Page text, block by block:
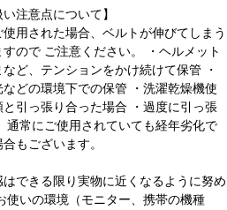
い注意点について】
用された場合、ベルトが伸びてしまう
ので ご注意ください。 ・ヘルメット
ど、テンションをかけ続けて保管 ・
どの環境下での保管 ・洗濯乾燥機使
と引っ張り合った場合 ・過度に引っ張
通常にご使用されていても経年劣化で
もございます。
できる限り実物に近くなるように努め
使いの環境（モニター、携帯の機種